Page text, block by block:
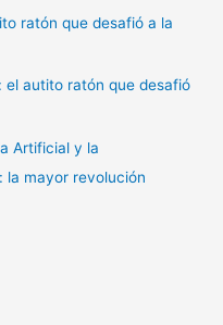
ratón que desafió a la
el autito ratón que desafió
Artificial y la
la mayor revolución